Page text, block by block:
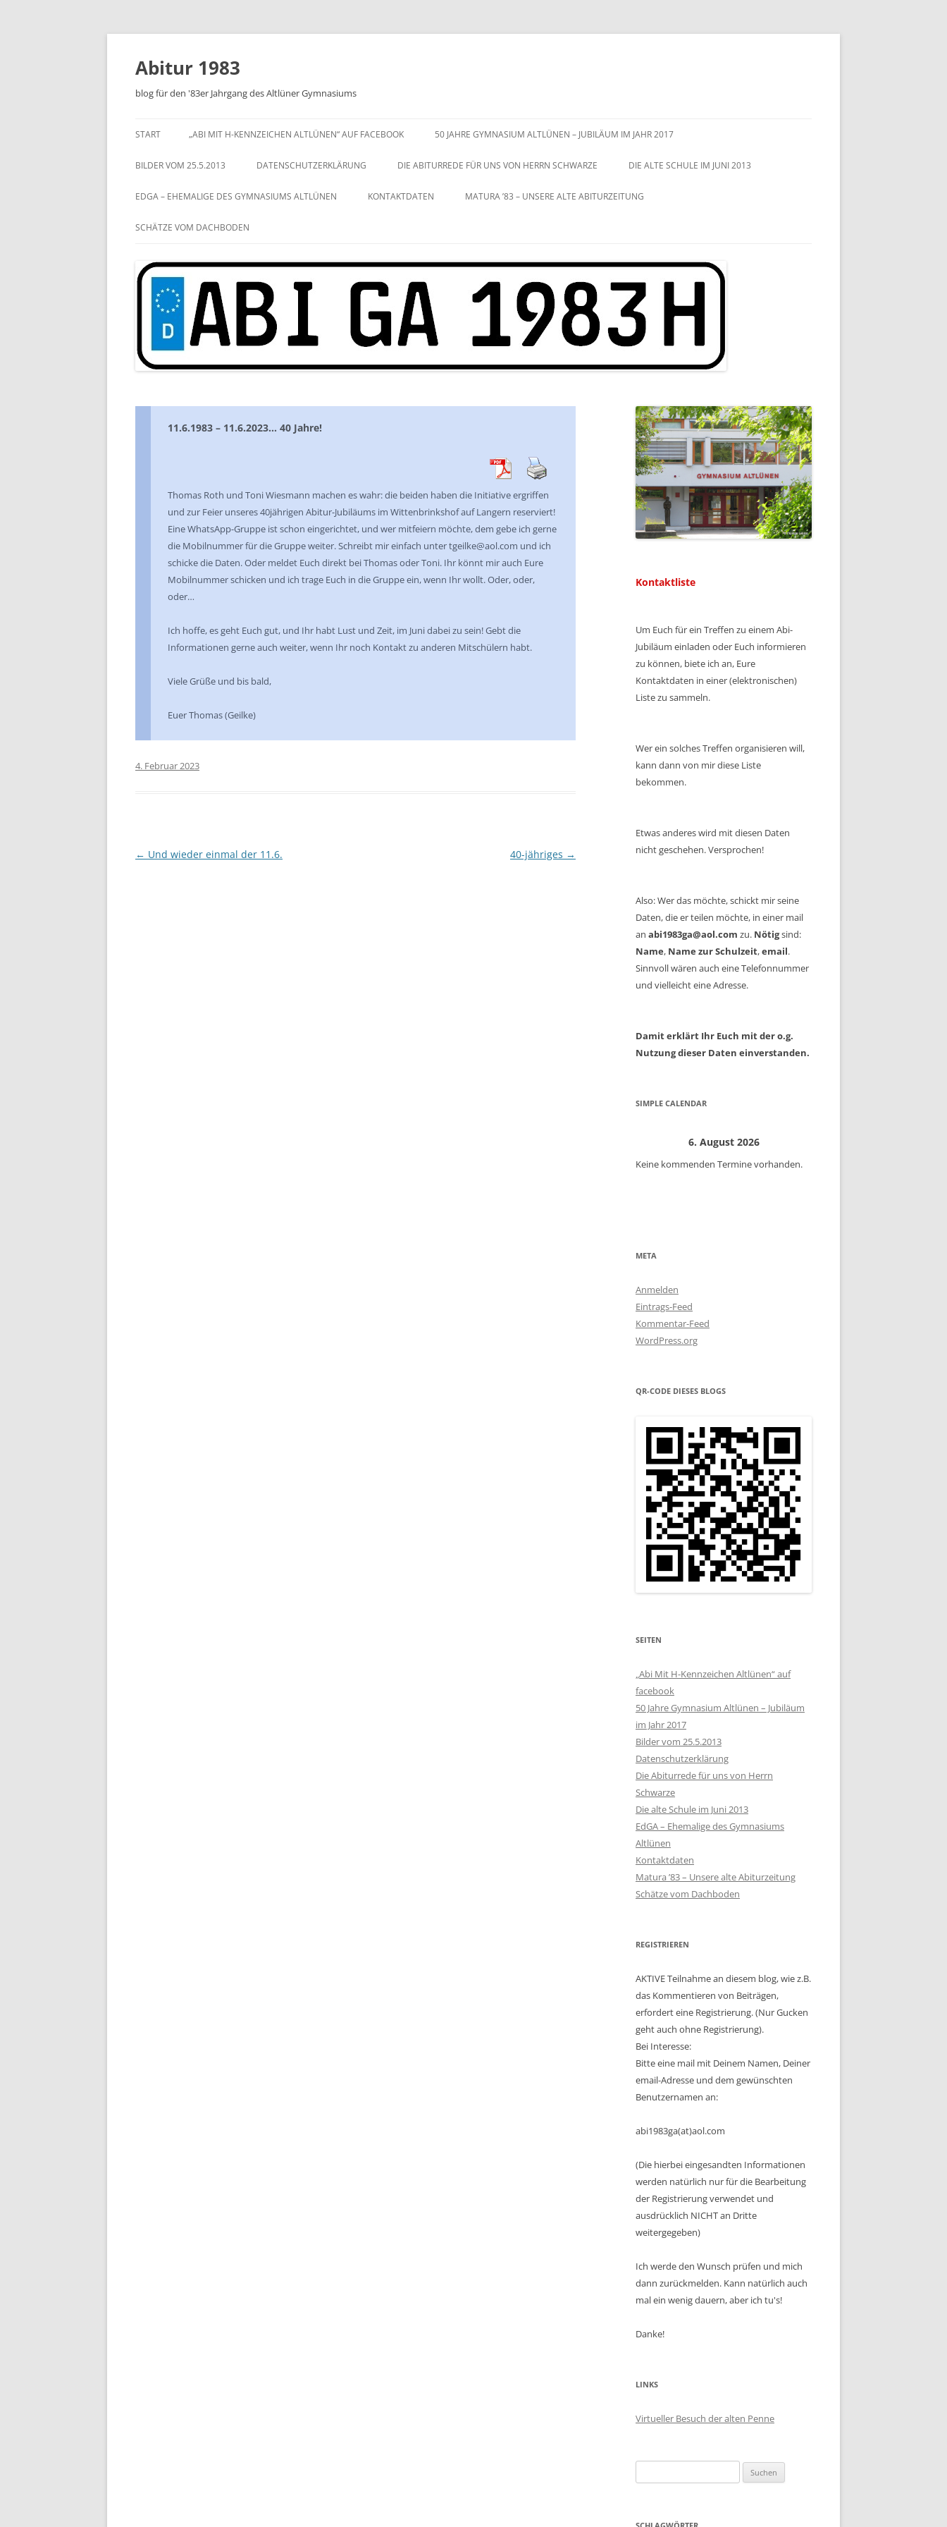
Zum
springen
Abitur 1983
blog für den '83er Jahrgang des Altlüner Gymnasiums
START „ABI MIT H-KENNZEICHEN ALTLÜNEN“ AUF FACEBOOK 50 JAHRE GYMNASIUM ALTLÜNEN – JUBILÄUM IM JAHR 2017
BILDER VOM 25.5.2013 DATENSCHUTZERKLÄRUNG DIE ABITURREDE FÜR UNS VON HERRN SCHWARZE DIE ALTE SCHULE IM JUNI 2013
EDGA – EHEMALIGE DES GYMNASIUMS ALTLÜNEN KONTAKTDATEN MATURA ’83 – UNSERE ALTE ABITURZEITUNG
SCHÄTZE VOM DACHBODEN
11.6.1983 – 11.6.2023… 40 Jahre!
Thomas Roth und Toni Wiesmann machen es wahr: die beiden haben die Initiative ergriffen
und zur Feier unseres 40jährigen Abitur-Jubiläums im Wittenbrinkshof auf Langern reserviert!
Eine WhatsApp-Gruppe ist schon eingerichtet, und wer mitfeiern möchte, dem gebe ich gerne
die Mobilnummer für die Gruppe weiter. Schreibt mir einfach unter tgeilke@aol.com und ich
schicke die Daten. Oder meldet Euch direkt bei Thomas oder Toni. Ihr könnt mir auch Eure
Mobilnummer schicken und ich trage Euch in die Gruppe ein, wenn Ihr wollt. Oder, oder,
oder…
Ich hoffe, es geht Euch gut, und Ihr habt Lust und Zeit, im Juni dabei zu sein! Gebt die
Informationen gerne auch weiter, wenn Ihr noch Kontakt zu anderen Mitschülern habt.
Viele Grüße und bis bald,
Euer Thomas (Geilke)
4. Februar 2023
Beitragsnavigation
← Und wieder einmal der 11.6. 40-jähriges →
Kontaktliste
Um Euch für ein Treffen zu einem Abi-
Jubiläum einladen oder Euch informieren
zu können, biete ich an, Eure
Kontaktdaten in einer (elektronischen)
Liste zu sammeln.
Wer ein solches Treffen organisieren will,
kann dann von mir diese Liste
bekommen.
Etwas anderes wird mit diesen Daten
nicht geschehen. Versprochen!
Also: Wer das möchte, schickt mir seine
Daten, die er teilen möchte, in einer mail
an abi1983ga@aol.com zu. Nötigsind:
Name, Name zur Schulzeit,email.
Sinnvoll wären auch eine Telefonnummer
und vielleicht eine Adresse.
Damit erklärt Ihr Euch mit der o.g.
Nutzung dieser Daten einverstanden.
SIMPLE CALENDAR
6. August 2026
Keine kommenden Termine vorhanden.
META
Anmelden
Eintrags-Feed
Kommentar-Feed
WordPress.org
QR-CODE DIESES BLOGS
SEITEN
„Abi Mit H-Kennzeichen Altlünen“ auf
facebook
50 Jahre Gymnasium Altlünen – Jubiläum
im Jahr 2017
Bilder vom 25.5.2013
Datenschutzerklärung
Die Abiturrede für uns von Herrn
Schwarze
Die alte Schule im Juni 2013
EdGA – Ehemalige des Gymnasiums
Altlünen
Kontaktdaten
Matura ’83 – Unsere alte Abiturzeitung
Schätze vom Dachboden
REGISTRIEREN
AKTIVE Teilnahme an diesem blog, wie z.B.
das Kommentieren von Beiträgen,
erfordert eine Registrierung. (Nur Gucken
geht auch ohne Registrierung).
Bei Interesse:
Bitte eine mail mit Deinem Namen, Deiner
email-Adresse und dem gewünschten
Benutzernamen an:
abi1983ga(at)aol.com
(Die hierbei eingesandten Informationen
werden natürlich nur für die Bearbeitung
der Registrierung verwendet und
ausdrücklich NICHT an Dritte
weitergegeben)
Ich werde den Wunsch prüfen und mich
dann zurückmelden. Kann natürlich auch
mal ein wenig dauern, aber ich tu's!
Danke!
LINKS
Virtueller Besuch der alten Penne
nach: